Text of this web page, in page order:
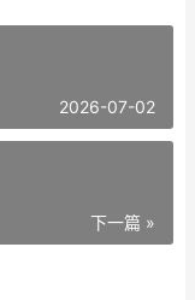
2026-07-02
下一篇 »